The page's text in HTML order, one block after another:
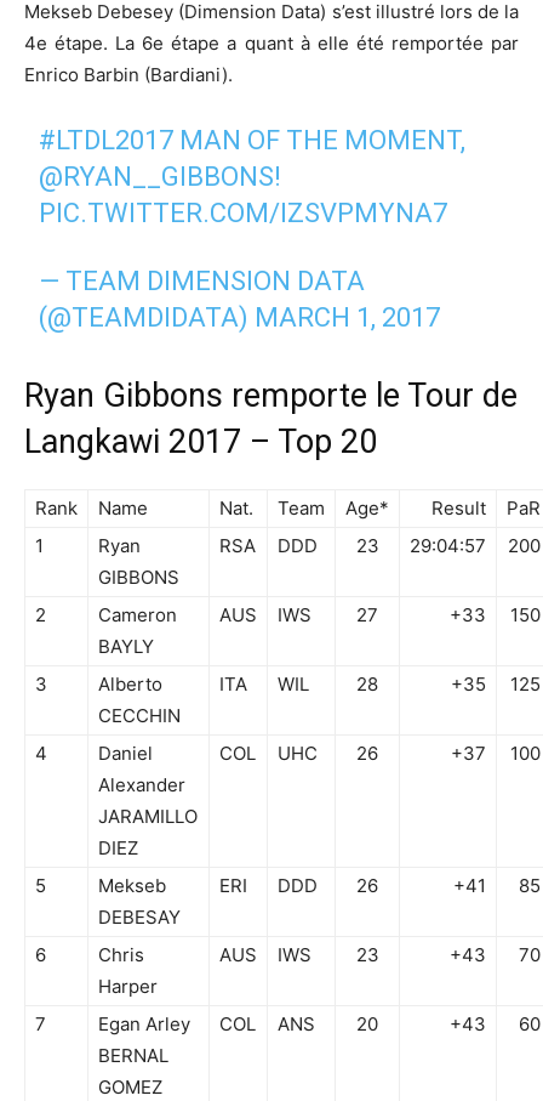
Mekseb Debesey (Dimension Data) s’est illustré lors de la
4e étape. La 6e étape a quant à elle été remportée par
Enrico Barbin (Bardiani).
#LTDL2017 MAN OF THE MOMENT,
@RYAN__GIBBONS!
PIC.TWITTER.COM/IZSVPMYNA7
— TEAM DIMENSION DATA
(@TEAMDIDATA) MARCH 1, 2017
Ryan Gibbons remporte le Tour de
Langkawi 2017 – Top 20
Rank Name Nat. Team Age* Result
PaR
1
Ryan
GIBBONS
RSA DDD 23 29:04:57 200
2
Cameron
BAYLY
AUS IWS 27 +33 150
3
Alberto
CECCHIN
ITA WIL 28 +35 125
4
Daniel
Alexander
JARAMILLO
DIEZ
COL UHC 26 +37 100
5
Mekseb
DEBESAY
ERI DDD 26 +41 85
6
Chris
Harper
AUS IWS 23 +43 70
7
Egan Arley
BERNAL
GOMEZ
COL ANS 20 +43 60